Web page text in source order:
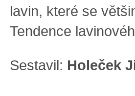
lavin, které se
Tendence
Sestavil: Holeček